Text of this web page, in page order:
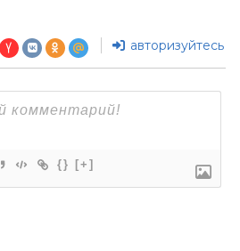
авторизуйтесь
{} [+]